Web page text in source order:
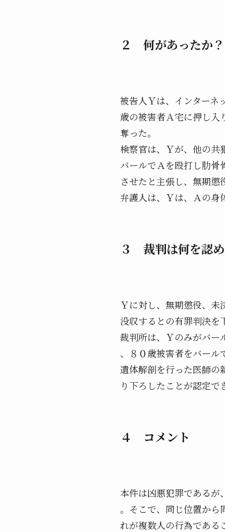
２ 何があったか？
被告人Ｙは、インターネ
歳の被害者Ａ宅に押し入
奪った。
検察官は、Ｙが、他の共
バールでＡを殴打し肋骨
させたと主張し、無期懲
弁護人は、Ｙは、Ａの身
３ 裁判は何を認め
Ｙに対し、無期懲役、未
没収するとの有罪判決を
裁判所は、Ｙのみがバー
、８０歳被害者をバール
遺体解剖を行った医師の
り下ろしたことが認定で
４ コメント
本件は凶悪犯罪であるが
。そこで、同じ位置から
れが複数人の行為である